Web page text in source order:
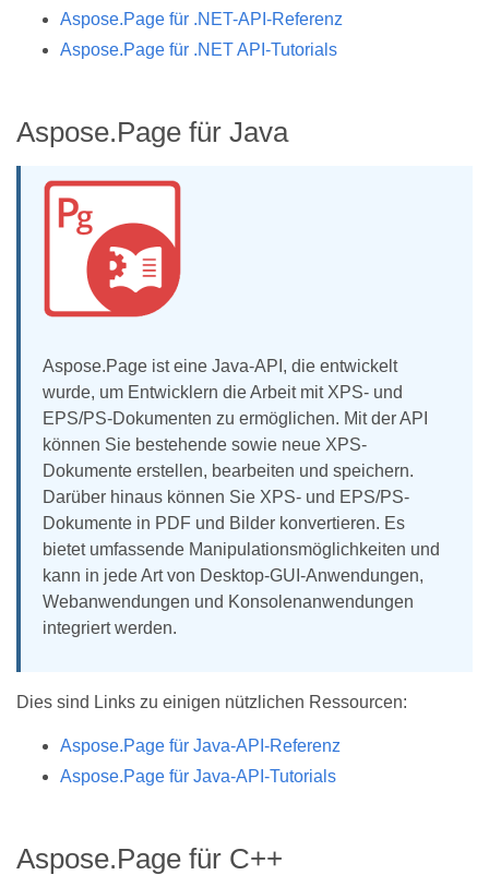
Aspose.Page für .NET-API-Referenz
Aspose.Page für .NET API-Tutorials
Aspose.Page für Java
Aspose.Page ist eine Java-API, die entwickelt
wurde, um Entwicklern die Arbeit mit XPS- und
EPS/PS-Dokumenten zu ermöglichen. Mit der API
können Sie bestehende sowie neue XPS-
Dokumente erstellen, bearbeiten und speichern.
Darüber hinaus können Sie XPS- und EPS/PS-
Dokumente in PDF und Bilder konvertieren. Es
bietet umfassende Manipulationsmöglichkeiten und
kann in jede Art von Desktop-GUI-Anwendungen,
Webanwendungen und Konsolenanwendungen
integriert werden.
Dies sind Links zu einigen nützlichen Ressourcen:
Aspose.Page für Java-API-Referenz
Aspose.Page für Java-API-Tutorials
Aspose.Page für C++